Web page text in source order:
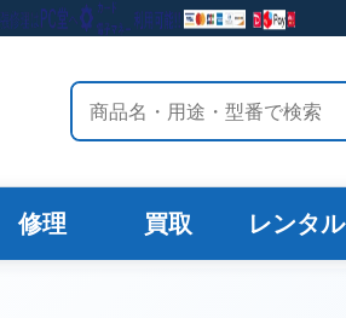
サイト内検索
修理 買取 レンタル